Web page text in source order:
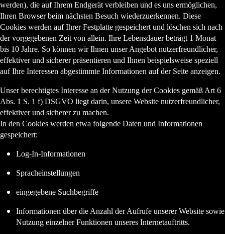
werden), die auf Ihrem Endgerät verbleiben und es uns ermöglichen,
Ihren Browser beim nächsten Besuch wiederzuerkennen. Diese
Cookies werden auf Ihrer Festplatte gespeichert und löschen sich nach
der vorgegebenen Zeit von allein. Ihre Lebensdauer beträgt 1 Monat
bis 10 Jahre. So können wir Ihnen unser Angebot nutzerfreundlicher,
effektiver und sicherer präsentieren und Ihnen beispielsweise speziell
auf Ihre Interessen abgestimmte Informationen auf der Seite anzeigen.
Unser berechtigtes Interesse an der Nutzung der Cookies gemäß Art 6
Abs. 1 S. 1 f) DSGVO liegt darin, unsere Website nutzerfreundlicher,
effektiver und sicherer zu machen.
In den Cookies werden etwa folgende Daten und Informationen
gespeichert:
Log-In-Informationen
Spracheinstellungen
eingegebene Suchbegriffe
Informationen über die Anzahl der Aufrufe unserer Website sowie
Nutzung einzelner Funktionen unseres Internetauftritts.